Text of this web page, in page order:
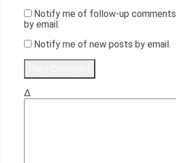
Notify me of follow-up comments
by email.
Notify me of new posts by email.
Δ